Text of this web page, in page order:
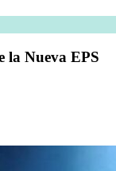
la Nueva EPS